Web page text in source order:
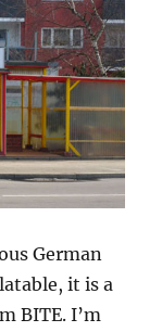
German
it is a
BITE. I’m